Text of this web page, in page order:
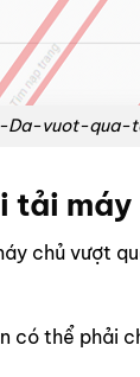
Da-vuot-qua-
tải máy
chủ vượt
có thể phải